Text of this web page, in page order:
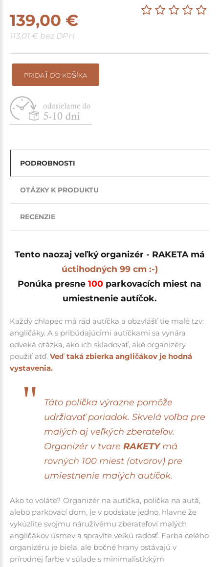
139,00 €
113,01 € bez DPH
PRIDAŤ DO KOŠÍKA
PODROBNOSTI
OTÁZKY K PRODUKTU
RECENZIE
Tento naozaj veľký organizér - RAKETA má
úctihodných 99 cm :-)
Ponúka presne 100 parkovacích miest na
umiestnenie autíčok.
Každý chlapec má rád autíčka a obzvlášť tie malé tzv:
angličáky. A s pribúdajúcimi autíčkami sa vynára
odveká otázka, ako ich skladovať, aké organizéry
použiť atď. Veď taká zbierka angličákov je hodná
vystavenia.
Táto polička výrazne pomôže
udržiavať poriadok. Skvelá voľba pre
malých aj veľkých zberateľov.
Organizér v tvare RAKETYmá
rovných 100 miest (otvorov) pre
umiestnenie malých autíčok.
Ako to voláte? Organizér na autíčka, polička na autá,
alebo parkovací dom, je v podstate jedno, hlavne že
vykúzlite svojmu náruživému zberateľovi malých
angličákov úsmev a spravíte veľkú radosť. Farba celého
organizéru je biela, ale bočné hrany ostávajú v
prírodnej farbe v súlade s minimalistickým